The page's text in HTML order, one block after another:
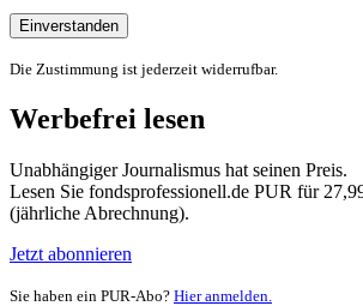
Einverstanden
Die Zustimmung ist jederzeit widerrufbar.
Werbefrei lesen
Unabhängiger Journalismus hat seinen Preis.
Lesen Sie fondsprofessionell.de PUR für
(jährliche Abrechnung).
Jetzt abonnieren
Sie haben ein PUR-Abo? Hier anmelden.